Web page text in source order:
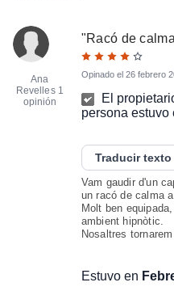
Ana
Revelles 1
opinión
"Racó de calma
Opinado el 26 febrero
El
persona estuvo
Traducir texto
Vam gaudir d'un
un racó de calma
Molt ben
ambient hipnòtic.
Nosaltres tornarem
Estuvo en